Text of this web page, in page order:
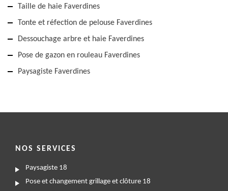
Taille de haie Faverdines
Tonte et réfection de pelouse Faverdines
Dessouchage arbre et haie Faverdines
Pose de gazon en rouleau Faverdines
Paysagiste Faverdines
NOS SERVICES
Paysagiste 18
Pose et changement grillage et clôture 18